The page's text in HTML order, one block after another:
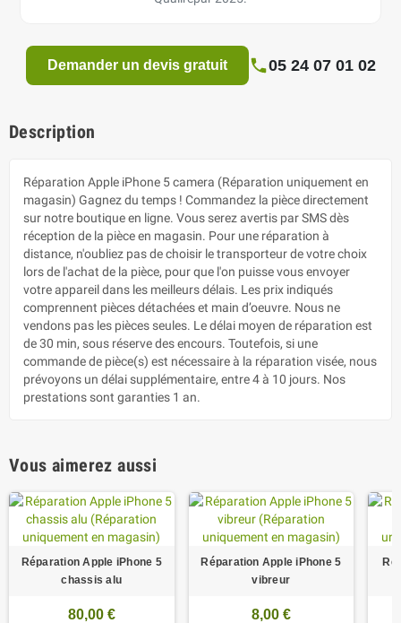
Demander un devis gratuit 05 24 07 01 02
Description
Réparation Apple iPhone 5 camera (Réparation uniquement en
magasin) Gagnez du temps ! Commandez la pièce directement
sur notre boutique en ligne. Vous serez avertis par SMS dès
réception de la pièce en magasin. Pour une réparation à
distance, n'oubliez pas de choisir le transporteur de votre choix
lors de l'achat de la pièce, pour que l'on puisse vous envoyer
votre appareil dans les meilleurs délais. Les prix indiqués
comprennent pièces détachées et main d’oeuvre. Nous ne
vendons pas les pièces seules. Le délai moyen de réparation est
de 30 min, sous réserve des encours. Toutefois, si une
commande de pièce(s) est nécessaire à la réparation visée, nous
prévoyons un délai supplémentaire, entre 4 à 10 jours. Nos
prestations sont garanties 1 an.
Vous aimerez aussi
Réparation Apple iPhone 5
chassis alu
80,00 €
Réparation Apple iPhone 5
vibreur
8,00 €